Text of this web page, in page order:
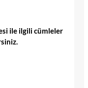
ile ilgili cümleler